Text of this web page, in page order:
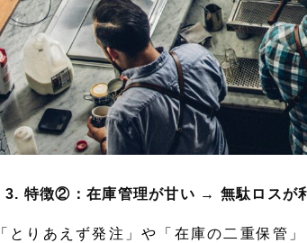
3. 特徴②：在庫管理が甘い → 無駄ロスが
「とりあえず発注」や「在庫の二重保管